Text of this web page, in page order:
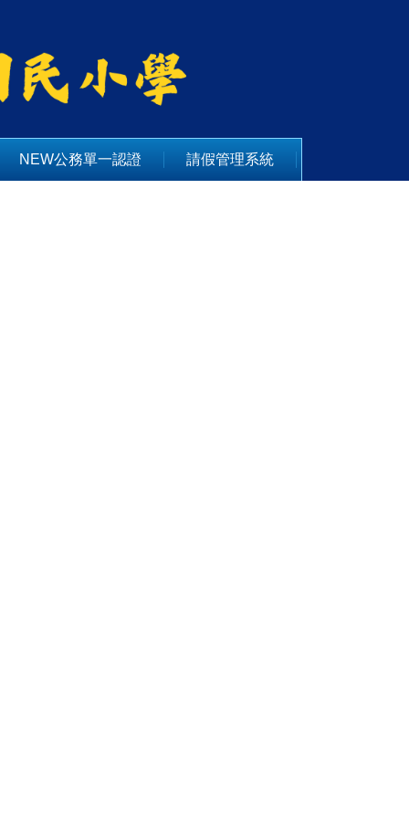
NEW公務單一認證 請假管理系統